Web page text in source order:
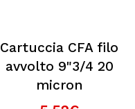
Cartuccia CFA filo
avvolto 9"3/4 20
micron